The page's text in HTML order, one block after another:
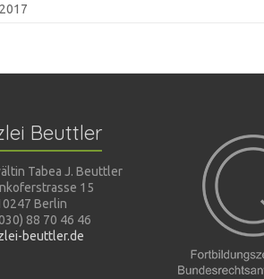
Beuttler
Tabea J. Beuttler
15
Berlin
88 70 46 46
beuttler.de